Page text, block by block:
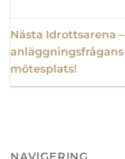
Nästa Idrottsarena –
anläggningsfrågans
mötesplats!
NAVIGERING